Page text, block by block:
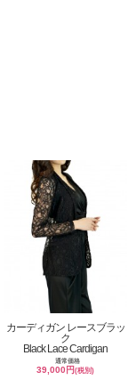
カーディガン レースブラッ
ク
Black Lace Cardigan
通常価格
39,000円(税別)